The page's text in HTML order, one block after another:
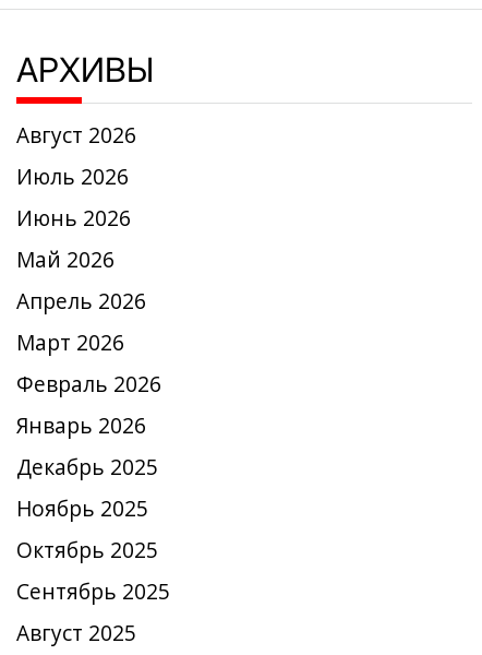
АРХИВЫ
Август 2026
Июль 2026
Июнь 2026
Май 2026
Апрель 2026
Март 2026
Февраль 2026
Январь 2026
Декабрь 2025
Ноябрь 2025
Октябрь 2025
Сентябрь 2025
Август 2025